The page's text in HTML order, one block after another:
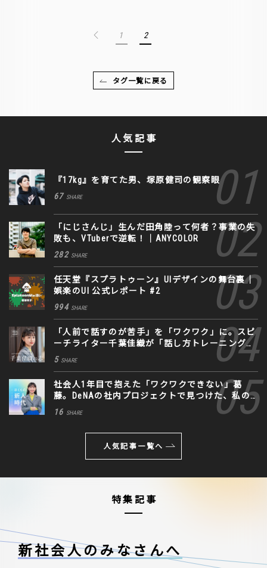
1 2
タグ一覧に戻る
人気記事
『17kg』を育てた男、塚原健司の観察眼
67 SHARE
「にじさんじ」生んだ田角陸って何者？事業の失
敗も、VTuberで逆転！｜ANYCOLOR
282 SHARE
任天堂『スプラトゥーン』UIデザインの舞台裏｜
娯楽のUI 公式レポート #2
994 SHARE
「人前で話すのが苦手」を「ワクワク」に。スピ
ーチライター千葉佳織が「話し方トレーニング」
に込めた思い
5 SHARE
社会人1年目で抱えた「ワクワクできない」葛
藤。DeNAの社内プロジェクトで見つけた、私の
生きる道
16 SHARE
人気記事一覧へ
特集記事
新社会人のみなさんへ